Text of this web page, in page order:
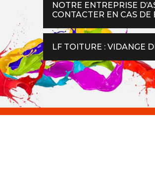
NOTRE ENTREPRISE
CONTACTER EN CAS DE
LF TOITURE : VIDANGE